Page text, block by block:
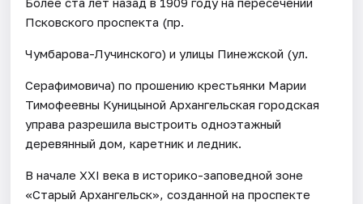
Псковского проспекта (пр.
Чумбарова-Лучинского) и улицы Пинежской (ул.
Серафимовича) по прошению крестьянки Марии
Тимофеевны Куницыной Архангельская городская
управа разрешила выстроить одноэтажный
деревянный дом, каретник и ледник.
В начале ХХI века в историко-заповедной зоне
«Старый Архангельск», созданной на проспекте